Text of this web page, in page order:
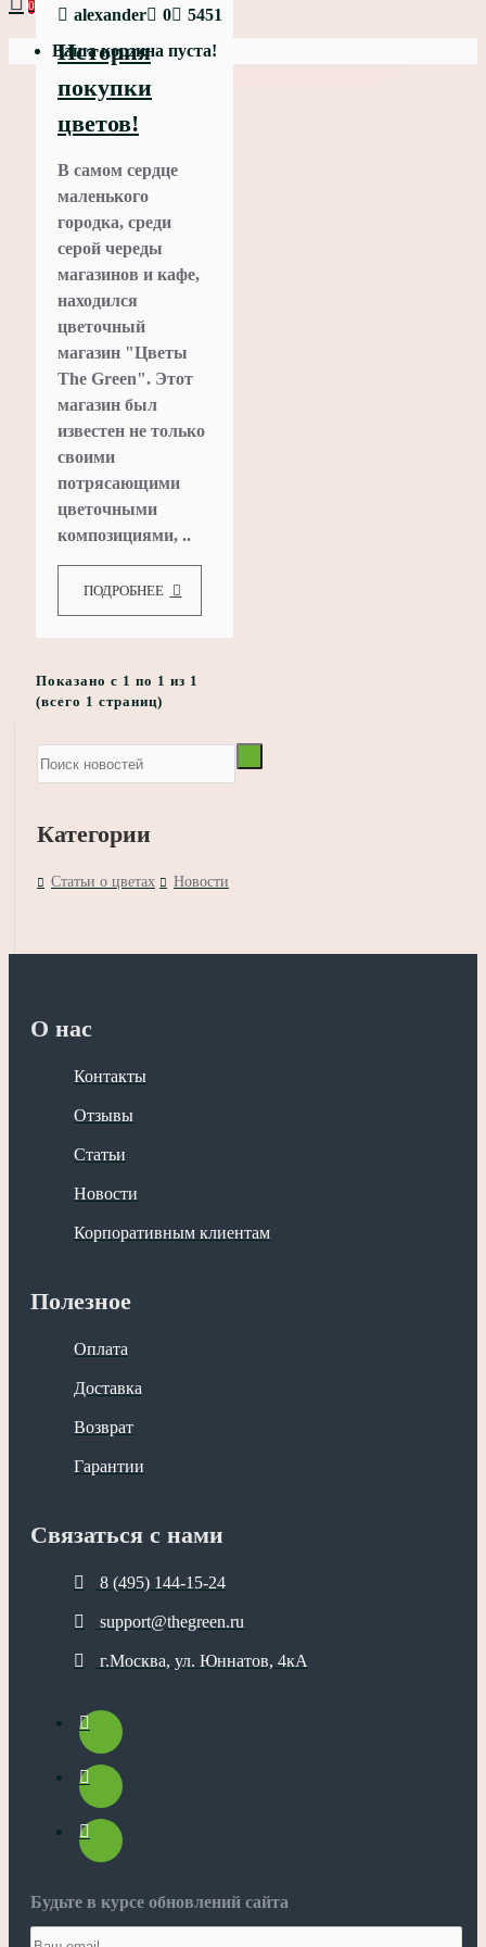
0
Ваша корзина пуста!
alexander 0 5451
История
покупки
цветов!
В самом сердце
маленького
городка, среди
серой череды
магазинов и кафе,
находился
цветочный
магазин "Цветы
The Green". Этот
магазин был
известен не только
своими
потрясающими
цветочными
композициями, ..
ПОДРОБНЕЕ
Показано с 1 по 1 из 1
(всего 1 страниц)
Категории
Статьи о цветах Новости
О нас
Контакты
Отзывы
Статьи
Новости
Корпоративным клиентам
Полезное
Оплата
Доставка
Возврат
Гарантии
Связаться с нами
8 (495) 144-15-24
support@thegreen.ru
г.Москва, ул. Юннатов, 4кА
Будьте в курсе обновлений сайта